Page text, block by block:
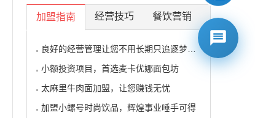
加盟指南 经营技巧 餐饮营销
良好的经营管理让您不用长期只追逐梦想的影子
小额投资项目，首选麦卡优娜面包坊
太麻里牛肉面加盟，让您赚钱无忧
加盟小螺号时尚饮品，辉煌事业唾手可得